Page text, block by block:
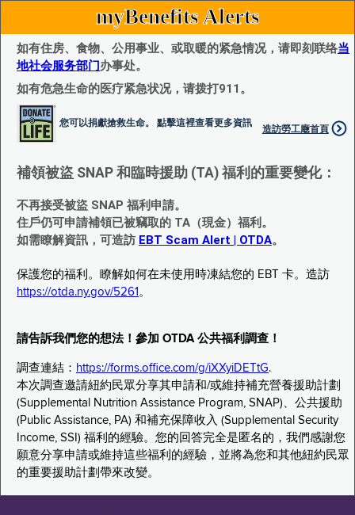
myBenefits Alerts
如有住房、食物、公用事业、或取暖的紧急情况，请即刻联络当
地社会服务部门办事处。
如有危急生命的医疗紧急状况，请拨打911。
您可以捐獻搶救生命。 點擊這裡查看更多資訊
造訪勞工廰首頁
補領被盜 SNAP 和臨時援助 (TA) 福利的重要變化：
不再接受被盜 SNAP 福利申請。
住戶仍可申請補領已被竊取的 TA（現金）福利。
如需瞭解資訊，可造訪 EBT Scam Alert | OTDA。
保護您的福利。瞭解如何在未使用時凍結您的 EBT 卡。造訪
https://otda.ny.gov/5261 。
請告訴我們您的想法！參加 OTDA 公共福利調查！
調查連結： https://forms.office.com/g/iXXyiDETtG.
本次調查邀請紐約民眾分享其申請和/或維持補充營養援助計劃
(Supplemental Nutrition Assistance Program, SNAP)、公共援助
(Public Assistance, PA) 和補充保障收入 (Supplemental Security
Income, SSI) 福利的經驗。您的回答完全是匿名的，我們感謝您
願意分享申請或維持這些福利的經驗，並將為您和其他紐約民眾
的重要援助計劃帶來改變。